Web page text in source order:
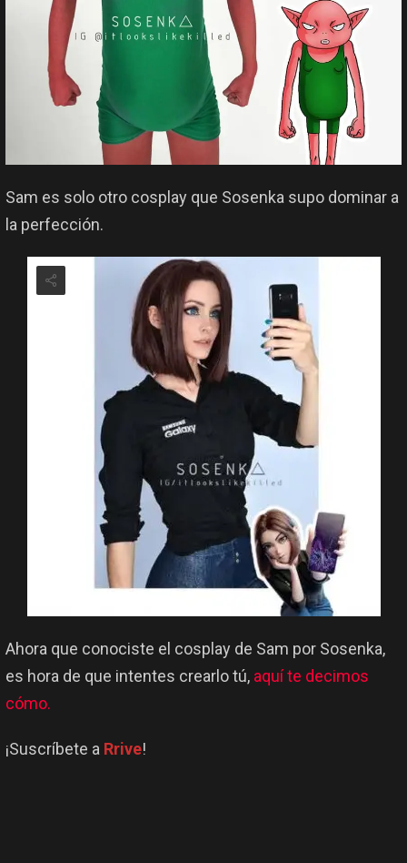
Sam es solo otro cosplay que Sosenka supo dominar a
la perfección.
Ahora que conociste el cosplay de Sam por Sosenka,
es hora de que intentes crearlo tú, aquí te decimos
cómo.
¡Suscríbete a Rrive!